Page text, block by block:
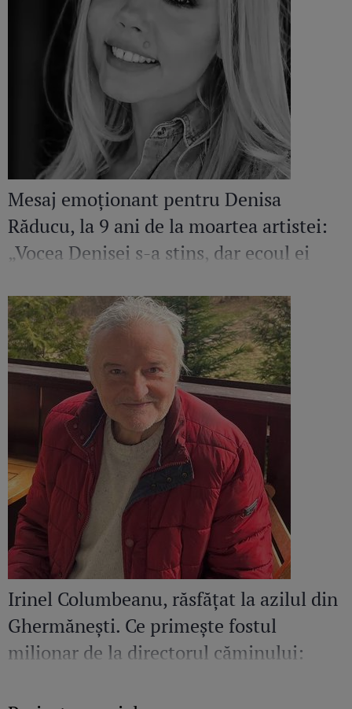
Mesaj emoționant pentru Denisa
Răducu, la 9 ani de la moartea artistei:
„Vocea Denisei s-a stins, dar ecoul ei
Irinel Columbeanu, răsfățat la azilul din
Ghermănești. Ce primește fostul
milionar de la directorul căminului: